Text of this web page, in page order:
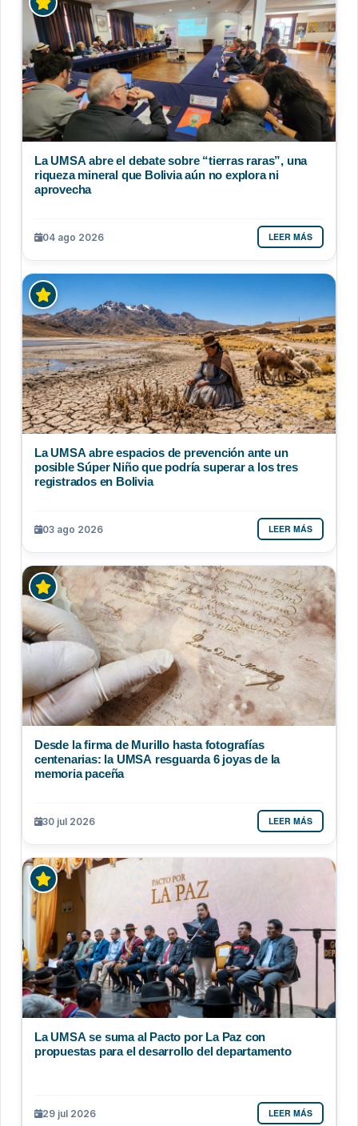
La UMSA abre el debate sobre “tierras raras”, una
riqueza mineral que Bolivia aún no explora ni
aprovecha
04 ago 2026 LEER MÁS
La UMSA abre espacios de prevención ante un
posible Súper Niño que podría superar a los tres
registrados en Bolivia
03 ago 2026 LEER MÁS
Desde la firma de Murillo hasta fotografías
centenarias: la UMSA resguarda 6 joyas de la
memoria paceña
30 jul 2026 LEER MÁS
La UMSA se suma al Pacto por La Paz con
propuestas para el desarrollo del departamento
29 jul 2026 LEER MÁS